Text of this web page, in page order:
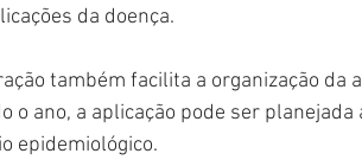
da doença.
também facilita a organização da
o ano, a aplicação pode ser
epidemiológico.